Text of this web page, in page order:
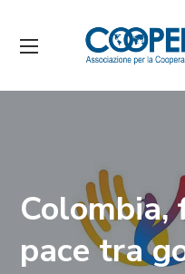
pace tra